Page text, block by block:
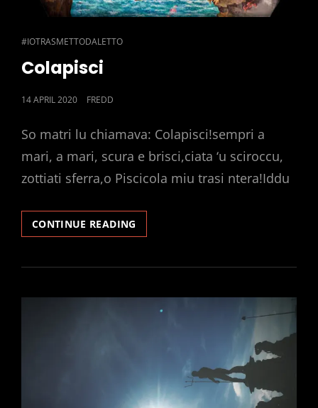
CAT
LINKS
#IOTRASMETTODALETTO
Colapisci
POSTED
14 APRIL 2020 FREDD
So matri lu chiamava: Colapisci!sempri a
mari, a mari, scura e brisci,ciata ‘u sciroccu,
zottiati sferra,o Piscicola miu trasi ntera!Iddu
CONTINUE READING